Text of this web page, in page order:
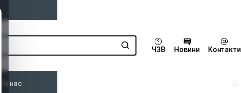
ЧЗВ Новини Контакти
За нас